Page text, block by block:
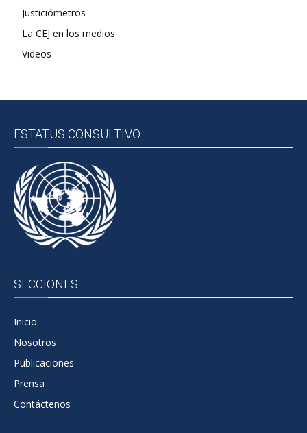
Justiciómetros
La CEJ en los medios
Videos
ESTATUS CONSULTIVO
SECCIONES
Inicio
Nosotros
Publicaciones
Prensa
Contáctenos